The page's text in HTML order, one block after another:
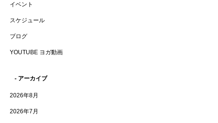
イベント
スケジュール
ブログ
YOUTUBE ヨガ動画
- アーカイブ
2026年8月
2026年7月